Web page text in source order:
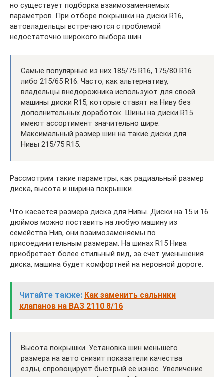
но существует подборка взаимозаменяемых
параметров. При отборе покрышки на диски R16,
автовладельцы встречаются с проблемой
недостаточно широкого выбора шин.
Самые популярные из них 185/75 R16, 175/80 R16
либо 215/65 R16. Часто, как альтернативу,
владельцы внедорожника используют для своей
машины диски R15, которые ставят на Ниву без
дополнительных доработок. Шины на диски R15
имеют ассортимент значительно шире.
Максимальный размер шин на такие диски для
Нивы 215/75 R15.
Рассмотрим такие параметры, как радиальный размер
диска, высота и ширина покрышки.
Что касается размера диска для Нивы. Диски на 15 и 16
дюймов можно поставить на любую машину из
семейства Нив, они взаимозаменяемы по
присоединительным размерам. На шинах R15 Нива
приобретает более стильный вид, за счёт уменьшения
диска, машина будет комфортней на неровной дороге.
Читайте также: Как заменить сальники
клапанов на ВАЗ 2110 8/16
Высота покрышки. Установка шин меньшего
размера на авто снизит показатели качества
езды, спровоцирует быстрый её износ. Увеличение